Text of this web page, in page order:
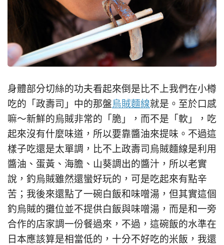
身體部分切絲的功夫看起來倒是比不上我們在小樽
吃的「政壽司」中的那盤烏賊麵線就是。至於口感
嘛～新鮮的烏賊非常的「脆」，而不是「軟」，吃
起來沒有什麼味道，所以要靠醬油來提味。不過這
樣子吃還是太單調，比不上政壽司烏賊麵線是利用
醬油、蛋黃、海膽、山葵調出的醬汁，所以老實
說，釣烏賊雖然還蠻好玩的，可是吃起來有點辛
苦；我後來還點了一碗白飯和味噌湯，但其實這個
釣烏賊的攤位並不提供白飯與味噌湯，而是和一旁
合作的店家調一份餐過來，不過，這碗飯的水準在
日本應該算是相當低的，十分不好吃的米飯，我還